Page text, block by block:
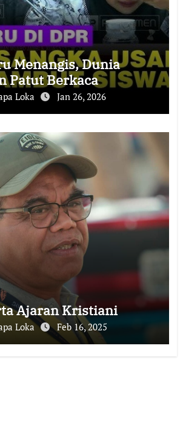
Menangis, Dunia
Patut Berkaca
Loka Jan 26, 2026
Ajaran Kristiani
Loka Feb 16, 2025